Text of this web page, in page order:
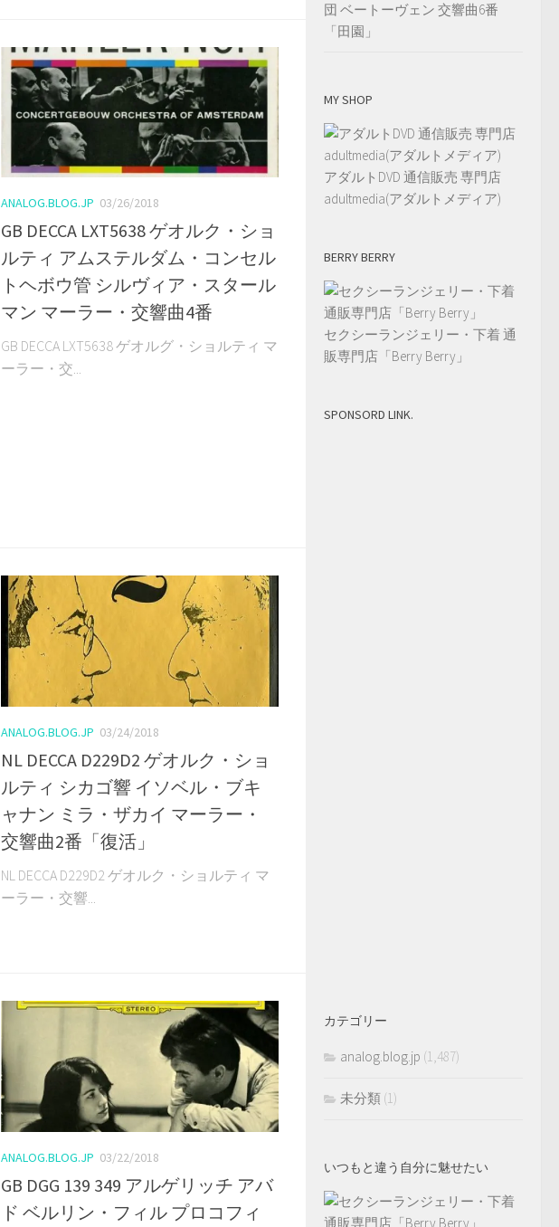
ANALOG.BLOG.JP 03/26/2018
GB DECCA LXT5638 ゲオルク・ショ
ルティ アムステルダム・コンセル
トヘボウ管 シルヴィア・スタール
マン マーラー・交響曲4番
GB DECCA LXT5638 ゲオルグ・ショルティ マ
ーラー・交...
ANALOG.BLOG.JP 03/24/2018
NL DECCA D229D2 ゲオルク・ショ
ルティ シカゴ響 イソベル・ブキ
ャナン ミラ・ザカイ マーラー・
交響曲2番「復活」
NL DECCA D229D2 ゲオルク・ショルティ マ
ーラー・交響...
ANALOG.BLOG.JP 03/22/2018
GB DGG 139 349 アルゲリッチ アバ
ド ベルリン・フィル プロコフィ
団 ベートーヴェン 交響曲6番
「田園」
MY SHOP
アダルトDVD 通信販売 専門店
adultmedia(アダルトメディア)
BERRY BERRY
セクシーランジェリー・下着 通
販専門店「Berry Berry」
SPONSORD LINK.
カテゴリー
analog.blog.jp (1,487)
未分類 (1)
いつもと違う自分に魅せたい